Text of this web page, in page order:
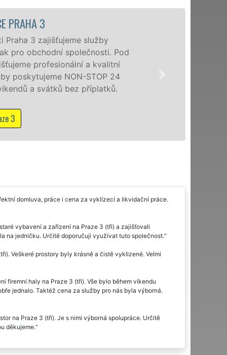
PRAHA 3
Praha 3 zajišťujeme služby
pro obchodní společnosti. Pod
profesionální a kvalitní
poskytujeme NON-STOP 24
a svátků bez příplatků.
3
domluva, práce i cena za vyklízecí a likvidační práce.
vybavení a zařízení na Praze 3 (tři) a zajišťovali
na jedničku. Určitě doporučuji využívat tuto společnost.
Veškeré prostory byly krásně a čistě vyklizené. Velmi
firemní haly na Praze 3 (tři). Vše bylo během víkendu
jednalo. Taktéž cena za služby pro nás byla výborná.
na Praze 3 (tři). Je s nimi výborná spolupráce. Určitě
děkujeme.